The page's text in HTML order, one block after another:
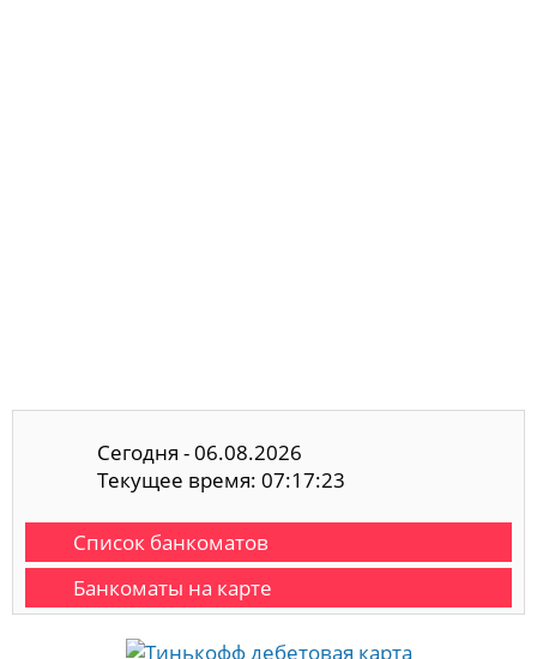
Сегодня - 06.08.2026
Текущее время: 07:17:24
Список банкоматов
Банкоматы на карте